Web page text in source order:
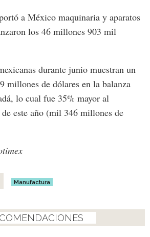
a México maquinaria y aparatos
los 46 millones 903 mil
durante junio muestran un
millones de dólares en la balanza
lo cual fue 35% mayor al
este año (mil 346 millones de
Manufactura